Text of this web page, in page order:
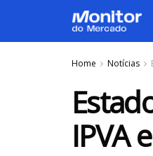
Home Notícias
IPVA